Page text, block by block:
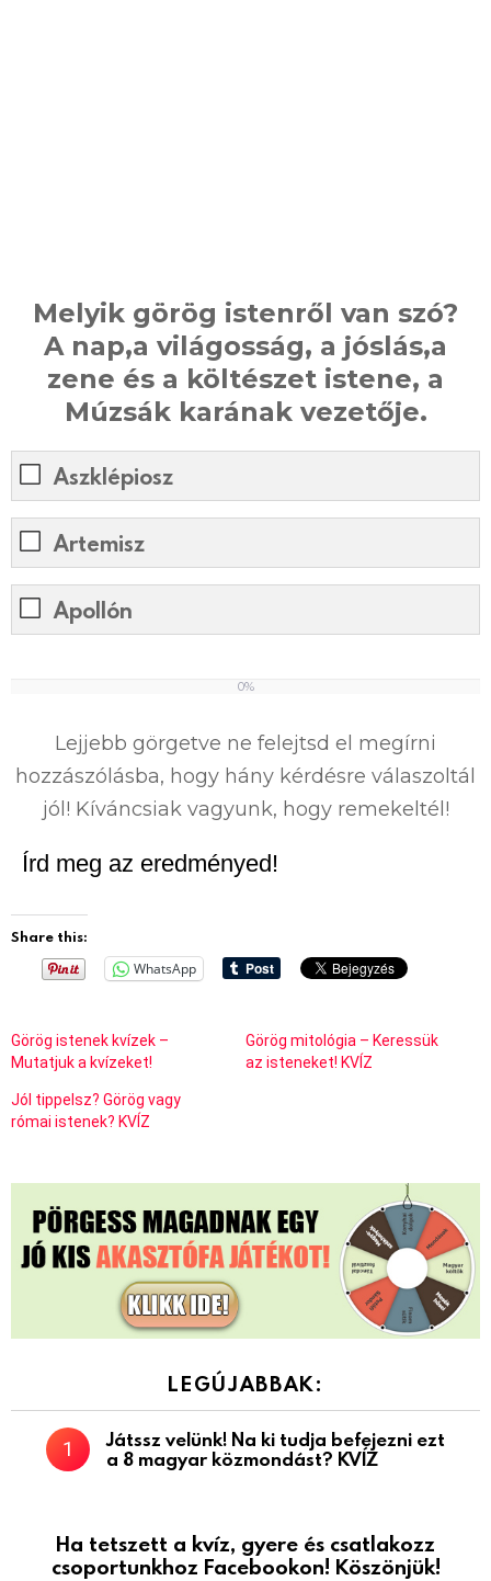
Melyik görög istenről van szó?
A nap,a világosság, a jóslás,a
zene és a költészet istene, a
Múzsák karának vezetője.
Aszklépiosz
Artemisz
Apollón
0%
Lejjebb görgetve ne felejtsd el megírni
hozzászólásba, hogy hány kérdésre válaszoltál
jól! Kíváncsiak vagyunk, hogy remekeltél!
Írd meg az eredményed!
Share this:
WhatsApp
Görög istenek kvízek –
Mutatjuk a kvízeket!
Görög mitológia – Keressük
az isteneket! KVÍZ
Jól tippelsz? Görög vagy
római istenek? KVÍZ
LEGÚJABBAK:
Játssz velünk! Na ki tudja befejezni ezt
a 8 magyar közmondást? KVÍZ
Ha tetszett a kvíz, gyere és csatlakozz
csoportunkhoz Facebookon! Köszönjük!